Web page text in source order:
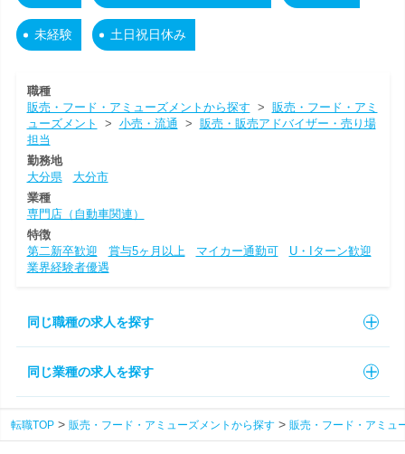
未経験 土日祝日休み
職種
販売・フード・アミューズメントから探す > 販売・フード・アミ
ューズメント
> 小売・流通 > 販売・販売アドバイザー・売り場
担当
勤務地
大分県
大分市
業種
専門店（自動車関連）
特徴
第二新卒歓迎
賞与5ヶ月以上 マイカー通勤可
U・Iターン歓迎
業界経験者優遇
同じ職種の求人を探す
同じ業種の求人を探す
転職TOP 販売・フード・アミューズメントから探す 販売・フード・アミュ